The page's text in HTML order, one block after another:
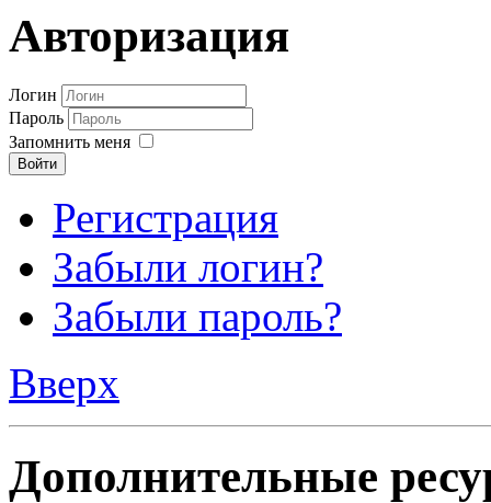
Авторизация
Логин
Пароль
Запомнить меня
Войти
Регистрация
Забыли логин?
Забыли пароль?
Вверх
Дополнительные